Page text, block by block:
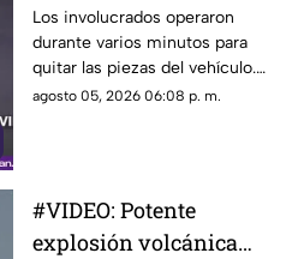
automóvil en la calle.
Los involucrados operaron
durante varios minutos para
quitar las piezas del vehículo.
El momento quedó grabado en
agosto 05, 2026 06:08 p. m.
#VIDEO: Potente
explosión volcánica